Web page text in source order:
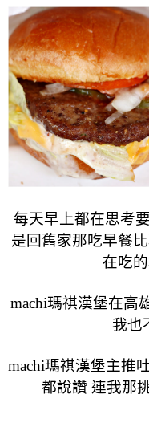
每天早上都在思考
是回舊家那吃早餐
在吃
machi瑪祺漢堡在高
我也
machi瑪祺漢堡主推
都說讚 連我那